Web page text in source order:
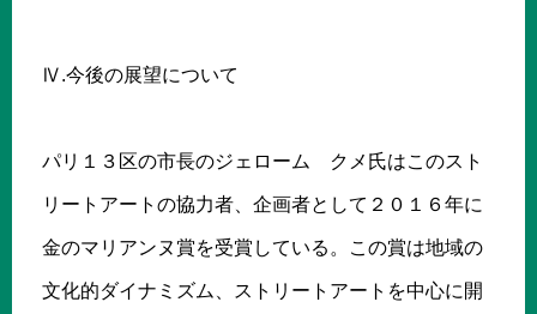
Ⅳ.今後の展望について
パリ１３区の市長のジェローム クメ氏はこのスト
リートアートの協力者、企画者として２０１６年に
金のマリアンヌ賞を受賞している。この賞は地域の
文化的ダイナミズム、ストリートアートを中心に開